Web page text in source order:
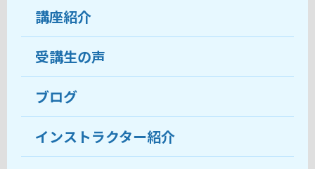
受講生の声
おすすめ・人気の講座
目的から講座を探す
教室ブログ
ココがおすすめ
料金
受講までの流れ
よくあるご質問
講座紹介
受講生の声
ブログ
インストラクター紹介